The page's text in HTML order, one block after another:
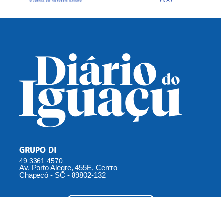
GRUPO DI
49 3361 4570
Av. Porto Alegre, 455E, Centro
Chapecó - SC - 89802-132